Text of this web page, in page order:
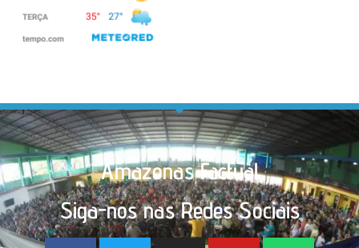
Amazonas Factual
Siga-nos nas Redes Sociais